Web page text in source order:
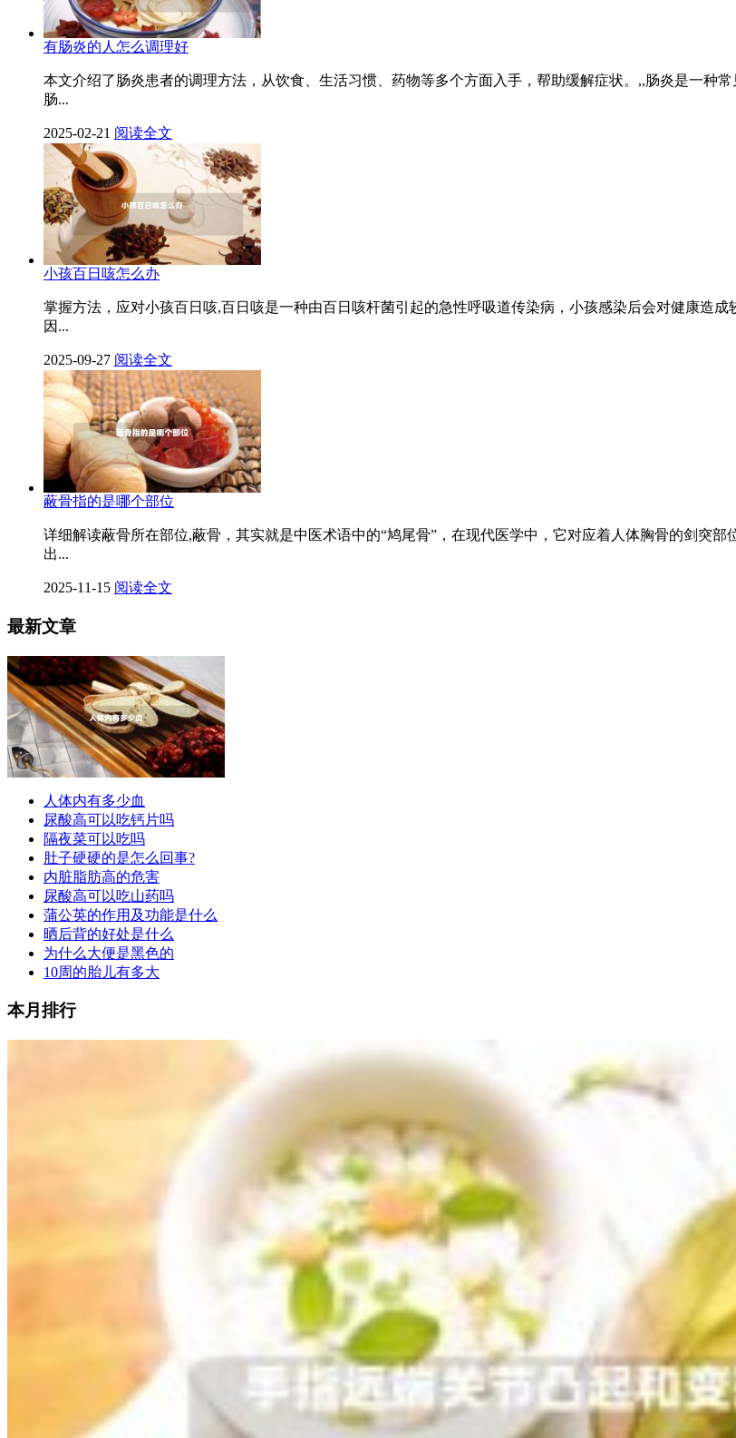
有肠炎的人怎么调理好
本文介绍了肠炎患者的调理方法，从饮食、生活习惯、药物等多个方面入手，帮助缓解症状。,,肠炎是一种
肠...
2025-02-21 阅读全文
小孩百日咳怎么办
掌握方法，应对小孩百日咳,百日咳是一种由百日咳杆菌引起的急性呼吸道传染病，小孩感染后会对健康造
因...
2025-09-27 阅读全文
蔽骨指的是哪个部位
详细解读蔽骨所在部位,蔽骨，其实就是中医术语中的“鸠尾骨”，在现代医学中，它对应着人体胸骨的剑突
出...
2025-11-15 阅读全文
最新文章
人体内有多少血
尿酸高可以吃钙片吗
隔夜菜可以吃吗
肚子硬硬的是怎么回事?
内脏脂肪高的危害
尿酸高可以吃山药吗
蒲公英的作用及功能是什么
晒后背的好处是什么
为什么大便是黑色的
10周的胎儿有多大
本月排行